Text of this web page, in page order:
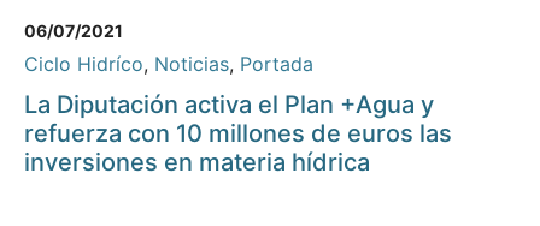
06/07/2021
Ciclo Hidríco, Noticias, Portada
La Diputación activa el Plan +Agua y
refuerza con 10 millones de euros las
inversiones en materia hídrica